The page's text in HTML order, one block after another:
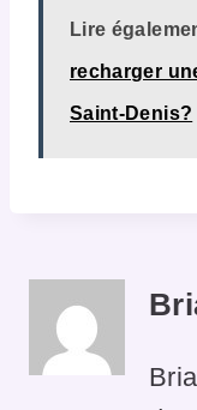
Lire
recharger
Saint-Denis?